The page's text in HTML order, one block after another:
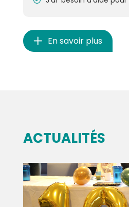
En savoir plus
ACTUALITÉS